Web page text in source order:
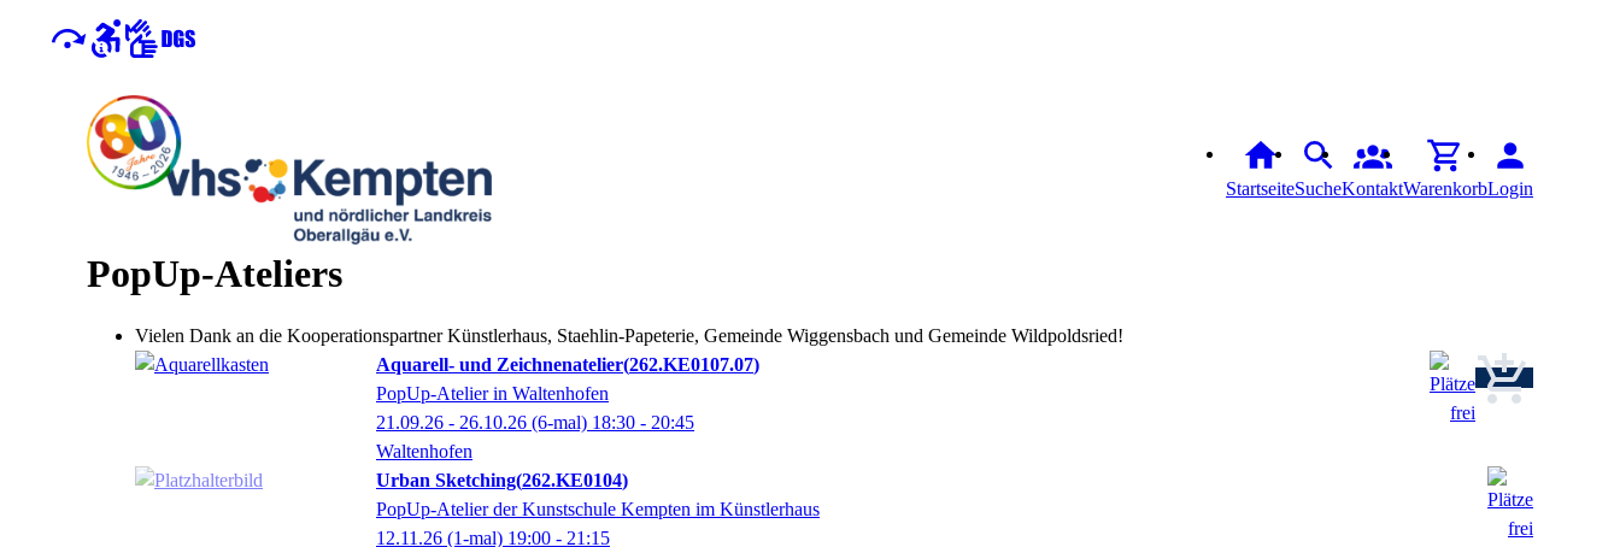
StartseiteSucheKontaktWarenkorbLogin
PopUp-Ateliers
Vielen Dank an die Kooperationspartner Künstlerhaus, Staehlin-Papeterie, Gemeinde Wiggensbach und Gemeinde Wildpoldsried!
Aquarell- und Zeichnenatelier 262.KE0107.07
PopUp-Atelier in Waltenhofen
21.09.26 - 26.10.26 (6-mal) 18:30 - 20:45
Waltenhofen
Urban Sketching 262.KE0104
PopUp-Atelier der Kunstschule Kempten im Künstlerhaus
12.11.26 (1-mal) 19:00 - 21:15